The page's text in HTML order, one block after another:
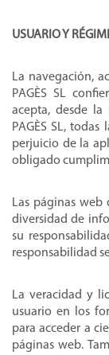
USUARIO Y
La navegación,
PAGÈS SL
acepta, desde la
PAGÈS SL,
perjuicio de la
obligado
Las páginas web
diversidad de
su
responsabilidad
La veracidad y
usuario en los
para acceder a
páginas web.